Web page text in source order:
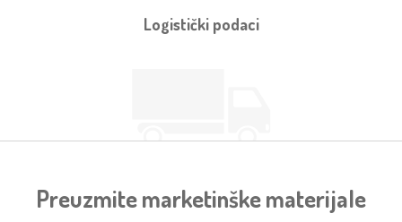
Logistički podaci
Preuzmite marketinške materijale